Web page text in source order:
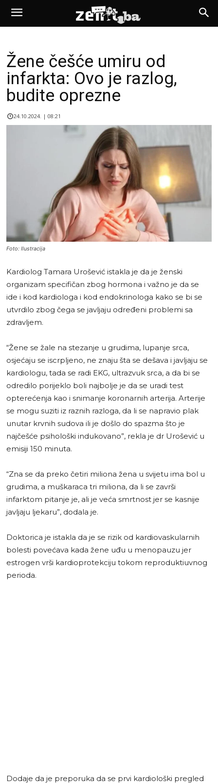
Žene češće umiru od
infarkta: Ovo je razlog,
budite oprezne
24.10.2024. | 08:21
Foto: Ilustracija
Kardiolog Tamara Urošević istakla je da je ženski
organizam specifičan zbog hormona i važno je da se
ide i kod kardiologa i kod endokrinologa kako se bi se
utvrdilo zbog čega se javljaju određeni problemi sa
zdravljem.
“Žene se žale na stezanje u grudima, lupanje srca,
osjećaju se iscrpljeno, ne znaju šta se dešava i javljaju se
kardiologu, tada se radi EKG, ultrazvuk srca, a da bi se
odredilo porijeklo boli najbolje je da se uradi test
opterećenja kao i snimanje koronarnih arterija. Arterije
se mogu suziti iz raznih razloga, da li se napravio plak
unutar krvnih sudova ili je došlo do spazma što je
najčešće psihološki indukovano”, rekla je dr Urošević u
emisiji 150 minuta.
“Zna se da preko četiri miliona žena u svijetu ima bol u
grudima, a muškaraca tri miliona, da li se završi
infarktom pitanje je, ali je veća smrtnost jer se kasnije
javljaju ljekaru”, dodala je.
Doktorica je istakla da je se rizik od kardiovaskularnih
bolesti povećava kada žene uđu u menopauzu jer
estrogen vrši kardioprotekciju tokom reproduktiuvnog
perioda.
Dodaje da je preporuka da se prvi kardiološki pregled